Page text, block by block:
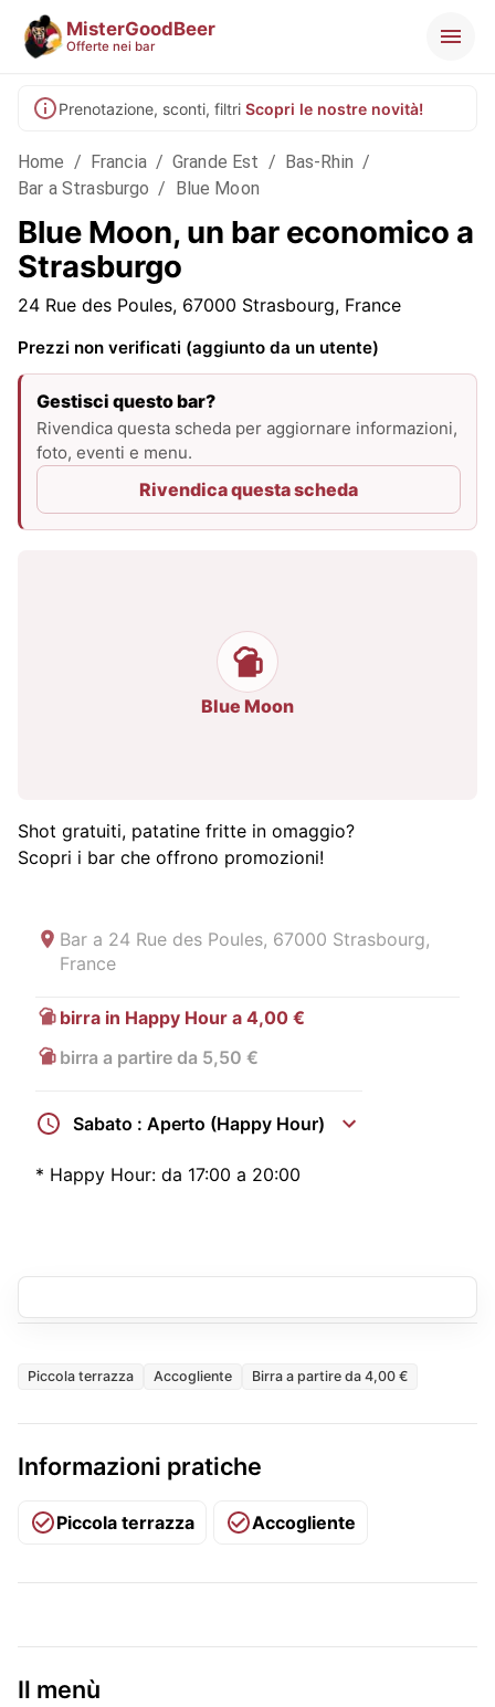
MisterGoodBeer
Offerte nei bar
Prenotazione, sconti, filtri Scopri le nostre novità!
Home / Francia / Grande Est / Bas-Rhin /
Bar a Strasburgo / Blue Moon
Blue Moon, un bar economico a
Strasburgo
24 Rue des Poules, 67000 Strasbourg, France
Prezzi non verificati (aggiunto da un utente)
Gestisci questo bar?
Rivendica questa scheda per aggiornare informazioni,
foto, eventi e menu.
Rivendica questa scheda
Blue Moon
Shot gratuiti, patatine fritte in omaggio?
Scopri i bar che offrono promozioni!
Bar a 24 Rue des Poules, 67000 Strasbourg,
France
birra in Happy Hour a 4,00 €
birra a partire da 5,50 €
Sabato : Aperto (Happy Hour)
* Happy Hour: da 17:00 a 20:00
Piccola terrazza Accogliente Birra a partire da 4,00 €
Informazioni pratiche
Piccola terrazza Accogliente
Il menù